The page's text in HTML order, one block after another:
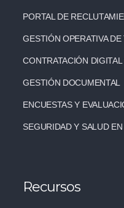
PORTAL DE
GESTIÓN OPERATIVA
CONTRATACIÓN
GESTIÓN DOCUMENTAL
ENCUESTAS Y
SEGURIDAD Y SALUD
Recursos